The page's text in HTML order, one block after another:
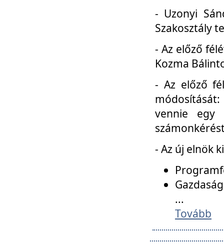
- Uzonyi
Szakosztály
- Az előző
Kozma
- Az előző
vennie egy
- Az új elnök
...
Tovább